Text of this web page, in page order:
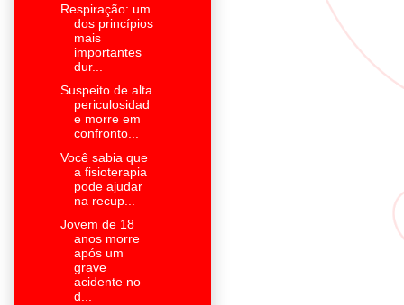
Respiração: um
dos princípios
mais
importantes
dur...
Suspeito de alta
periculosidad
e morre em
confronto...
Você sabia que
a fisioterapia
pode ajudar
na recup...
Jovem de 18
anos morre
após um
grave
acidente no
d...